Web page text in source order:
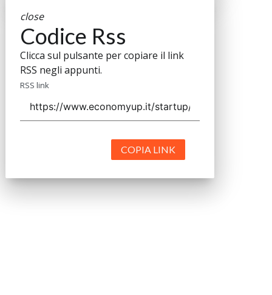
close
Codice Rss
Clicca sul pulsante per copiare il link
RSS negli appunti.
RSS link
COPIA LINK